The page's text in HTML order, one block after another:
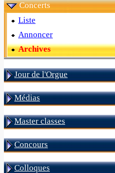
Concerts
Liste
Annoncer
Archives
Jour de l'Orgue
Médias
Master classes
Concours
Colloques